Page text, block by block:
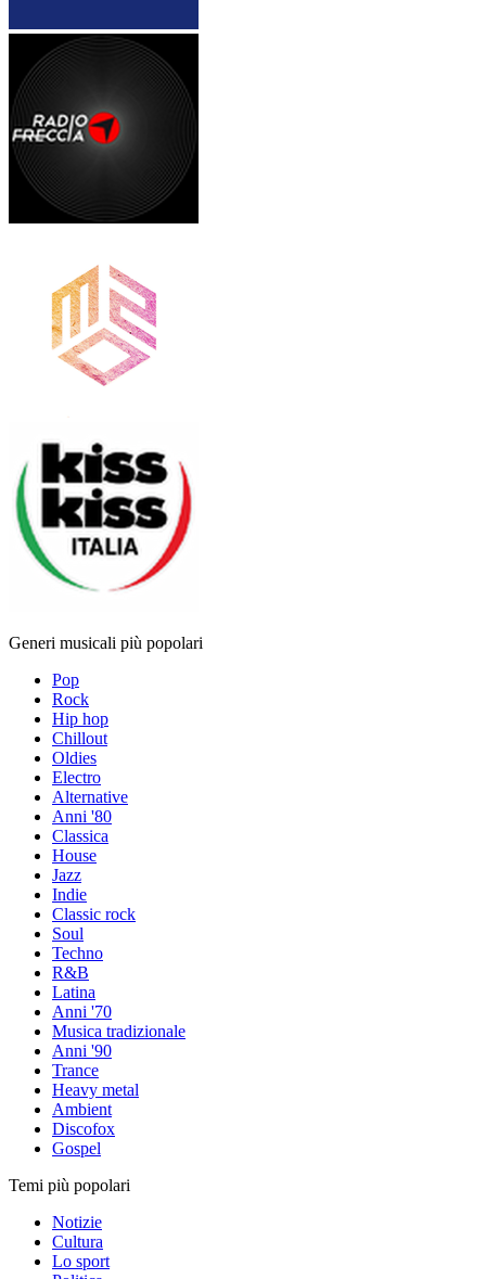
Generi musicali più popolari
Pop
Rock
Hip hop
Chillout
Oldies
Electro
Alternative
Anni '80
Classica
House
Jazz
Indie
Classic rock
Soul
Techno
R&B
Latina
Anni '70
Musica tradizionale
Anni '90
Trance
Heavy metal
Ambient
Discofox
Gospel
Temi più popolari
Notizie
Cultura
Lo sport